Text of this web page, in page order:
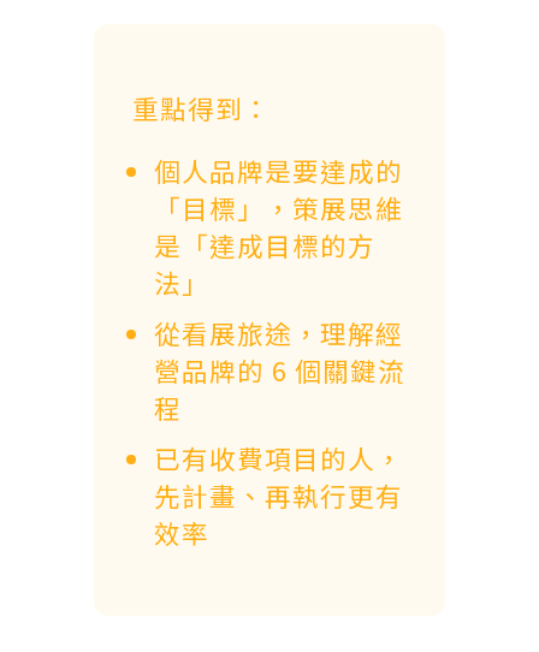
重點得到：
個人品牌是要達成的
「目標」，策展思維
是「達成目標的方
法」
從看展旅途，理解經
營品牌的 6 個關鍵流
程
已有收費項目的人，
先計畫、再執行更有
效率